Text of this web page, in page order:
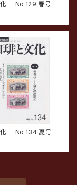
珈琲と文化 No.129 春号
珈琲と文化 No.134 夏号